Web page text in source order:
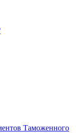
Таможенного